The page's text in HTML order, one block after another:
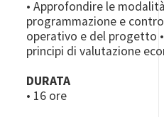
• Approfondire le
programmazione e
operativo e del progetto
principi di valutazione
DURATA
• 16 ore